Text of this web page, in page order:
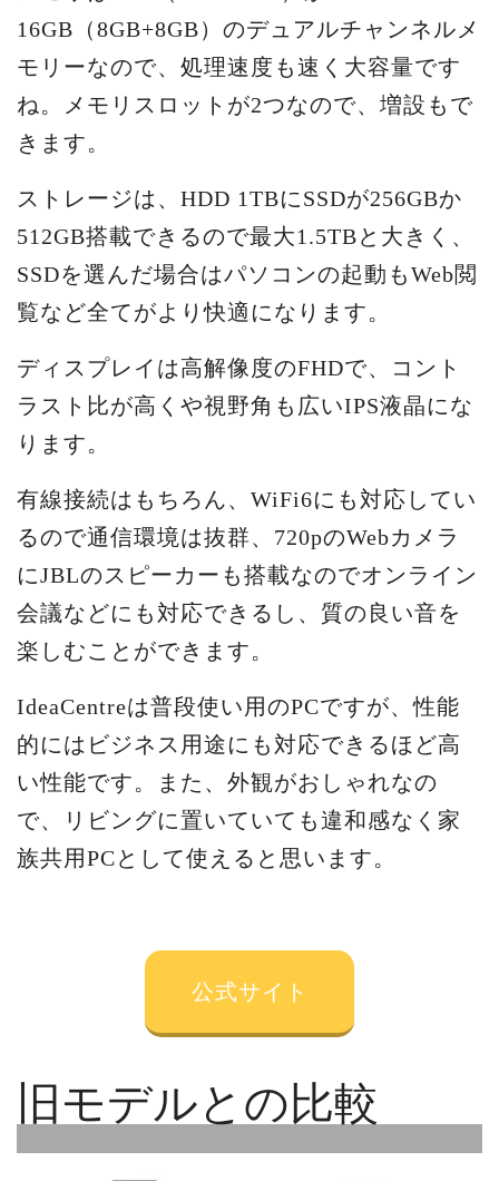
16GB（8GB+8GB）のデュアルチャンネルメ
モリーなので、処理速度も速く大容量です
ね。メモリスロットが2つなので、増設もで
きます。
ストレージは、HDD 1TBにSSDが256GBか
512GB搭載できるので最大1.5TBと大きく、
SSDを選んだ場合はパソコンの起動もWeb閲
覧など全てがより快適になります。
ディスプレイは高解像度のFHDで、コント
ラスト比が高くや視野角も広いIPS液晶にな
ります。
有線接続はもちろん、WiFi6にも対応してい
るので通信環境は抜群、720pのWebカメラ
にJBLのスピーカーも搭載なのでオンライン
会議などにも対応できるし、質の良い音を
楽しむことができます。
IdeaCentreは普段使い用のPCですが、性能
的にはビジネス用途にも対応できるほど高
い性能です。また、外観がおしゃれなの
で、リビングに置いていても違和感なく家
族共用PCとして使えると思います。
公式サイト
旧モデルとの比較